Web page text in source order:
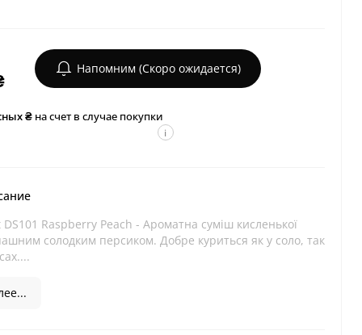
Напомним (Скоро ожидается)
₴на счет в случае покупки
i
Raspberry Peach - Ароматна суміш кисленької
солодким персиком. Добре куриться як у соло, так